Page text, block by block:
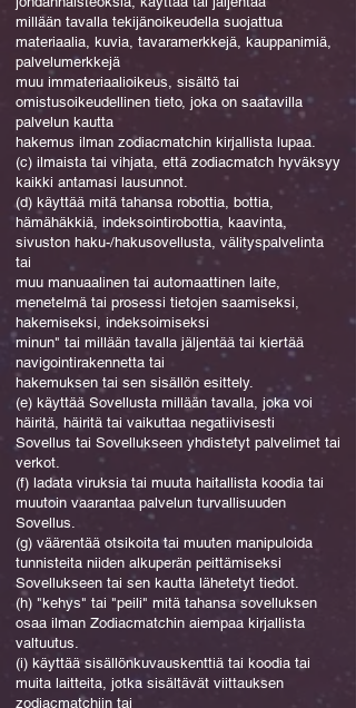
millään tavalla tekijänoikeudella suojattua
materiaalia, kuvia, tavaramerkkejä, kauppanimiä,
palvelumerkkejä
muu immateriaalioikeus, sisältö tai
omistusoikeudellinen tieto, joka on saatavilla
palvelun kautta
hakemus ilman zodiacmatchin kirjallista lupaa.
(c) ilmaista tai vihjata, että zodiacmatch hyväksyy
kaikki antamasi lausunnot.
(d) käyttää mitä tahansa robottia, bottia,
hämähäkkiä, indeksointirobottia, kaavinta,
sivuston haku-/hakusovellusta, välityspalvelinta
tai
muu manuaalinen tai automaattinen laite,
menetelmä tai prosessi tietojen saamiseksi,
hakemiseksi, indeksoimiseksi
minun" tai millään tavalla jäljentää tai kiertää
navigointirakennetta tai
hakemuksen tai sen sisällön esittely.
(e) käyttää Sovellusta millään tavalla, joka voi
häiritä, häiritä tai vaikuttaa negatiivisesti
Sovellus tai Sovellukseen yhdistetyt palvelimet tai
verkot.
(f) ladata viruksia tai muuta haitallista koodia tai
muutoin vaarantaa palvelun turvallisuuden
Sovellus.
(g) väärentää otsikoita tai muuten manipuloida
tunnisteita niiden alkuperän peittämiseksi
Sovellukseen tai sen kautta lähetetyt tiedot.
(h) "kehys" tai "peili" mitä tahansa sovelluksen
osaa ilman Zodiacmatchin aiempaa kirjallista
valtuutus.
(i) käyttää sisällönkuvauskenttiä tai koodia tai
muita laitteita, jotka sisältävät viittauksen
zodiacmatchiin tai